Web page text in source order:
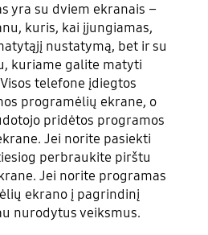
yra su dviem ekranais –
kuris, kai įjungiamas,
nustatymą, bet ir su
kuriame galite matyti
telefone įdiegtos
programėlių ekrane, o
pridėtos programos
Jei norite pasiekti
perbraukite pirštu
Jei norite programas
ekrano į pagrindinį
nurodytus veiksmus.